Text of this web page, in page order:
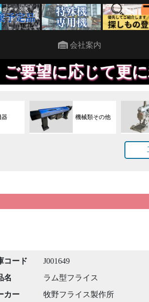
会社案内
て更に精度をあ
器 機械類その他
コード
J001649
名
ラム型フライス
カー
牧野フライス製作所